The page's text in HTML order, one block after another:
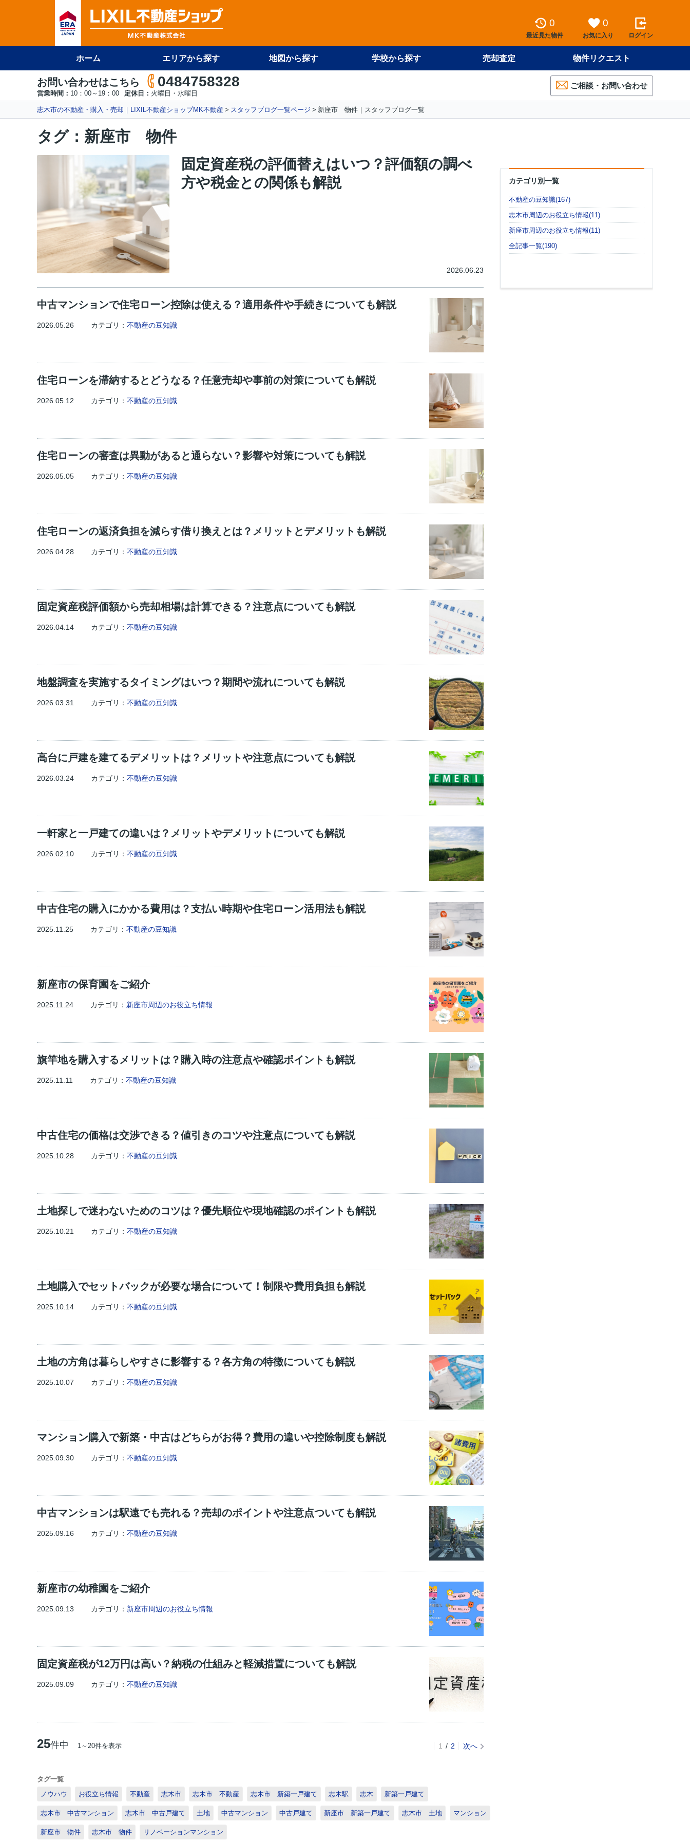
0
最近見た物件
0
お気に入り ログイン
ホーム エリアから探す 地図から探す 学校から探す 売却査定 物件リクエスト
お問い合わせはこちら 0484758328
営業時間： 10：00～19：00 定休日： 火曜日・水曜日
ご相談・お問い合わせ
志木市の不動産・購入・売却｜LIXIL不動産ショップMK不動産 スタッフブログ一覧ページ 新座市 物件｜スタッフブログ一覧
タグ：新座市 物件
固定資産税の評価替えはいつ？評価額の調べ
方や税金との関係も解説
2026.06.23
中古マンションで住宅ローン控除は使える？適用条件や手続きについても解説
2026.05.26 カテゴリ： 不動産の豆知識
住宅ローンを滞納するとどうなる？任意売却や事前の対策についても解説
2026.05.12 カテゴリ： 不動産の豆知識
住宅ローンの審査は異動があると通らない？影響や対策についても解説
2026.05.05 カテゴリ： 不動産の豆知識
住宅ローンの返済負担を減らす借り換えとは？メリットとデメリットも解説
2026.04.28 カテゴリ： 不動産の豆知識
固定資産税評価額から売却相場は計算できる？注意点についても解説
2026.04.14 カテゴリ： 不動産の豆知識
地盤調査を実施するタイミングはいつ？期間や流れについても解説
2026.03.31 カテゴリ： 不動産の豆知識
高台に戸建を建てるデメリットは？メリットや注意点についても解説
2026.03.24 カテゴリ： 不動産の豆知識
一軒家と一戸建ての違いは？メリットやデメリットについても解説
2026.02.10 カテゴリ： 不動産の豆知識
中古住宅の購入にかかる費用は？支払い時期や住宅ローン活用法も解説
2025.11.25 カテゴリ： 不動産の豆知識
新座市の保育園をご紹介
2025.11.24 カテゴリ： 新座市周辺のお役立ち情報
旗竿地を購入するメリットは？購入時の注意点や確認ポイントも解説
2025.11.11 カテゴリ： 不動産の豆知識
中古住宅の価格は交渉できる？値引きのコツや注意点についても解説
2025.10.28 カテゴリ： 不動産の豆知識
土地探しで迷わないためのコツは？優先順位や現地確認のポイントも解説
2025.10.21 カテゴリ： 不動産の豆知識
土地購入でセットバックが必要な場合について！制限や費用負担も解説
2025.10.14 カテゴリ： 不動産の豆知識
土地の方角は暮らしやすさに影響する？各方角の特徴についても解説
2025.10.07 カテゴリ： 不動産の豆知識
マンション購入で新築・中古はどちらがお得？費用の違いや控除制度も解説
2025.09.30 カテゴリ： 不動産の豆知識
中古マンションは駅遠でも売れる？売却のポイントや注意点ついても解説
2025.09.16 カテゴリ： 不動産の豆知識
新座市の幼稚園をご紹介
2025.09.13 カテゴリ： 新座市周辺のお役立ち情報
固定資産税が12万円は高い？納税の仕組みと軽減措置についても解説
2025.09.09 カテゴリ： 不動産の豆知識
25件中 1～20件を表示 1 2 次へ
タグ一覧
ノウハウ
お役立ち情報 不動産 志木市 志木市 不動産 志木市 新築一戸建て 志木駅 志木 新築一戸建て
志木市 中古マンション 志木市 中古戸建て 土地 中古マンション 中古戸建て 新座市 新築一戸建て 志木市 土地 マンション
新座市 物件 志木市 物件 リノベーションマンション
カテゴリ別一覧
不動産の豆知識(167)
志木市周辺のお役立ち情報(11)
新座市周辺のお役立ち情報(11)
全記事一覧(190)